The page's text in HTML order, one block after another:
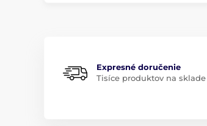
Expresné doručenie
Tisíce produktov na sklade